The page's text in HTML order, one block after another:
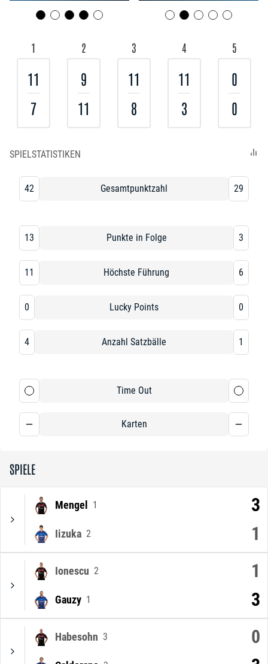
SPIELE
Mengel 1 3
Iizuka 2 1
Ionescu 2 1
Gauzy 1 3
Habesohn 3 0
1
11
7
2
9
11
3
11
8
4
11
3
5
0
0
SPIELSTATISTIKEN
42 Gesamtpunktzahl 29
13 Punkte in Folge 3
11 Höchste Führung 6
0 Lucky Points 0
4 Anzahl Satzbälle 1
Time Out
Karten